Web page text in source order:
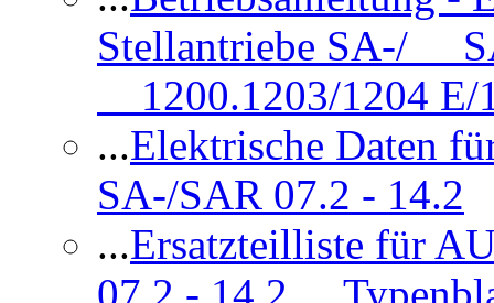
Stellantriebe SA-/
1200.1203/1204 E/
...Elektrische Daten
SA-/SAR 07.2 - 14.2
...Ersatzteilliste für
07.2 - 14.2